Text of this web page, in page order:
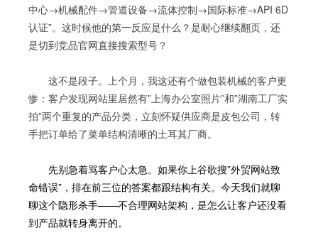
中心→机械配件→管道设备→流体控制→国际标准→API 6D
认证”。这时候他的第一反应是什么？是耐心继续翻页，还
是切到竞品官网直接搜索型号？
这不是段子。上个月，我这还有个做包装机械的客户更
惨：客户发现网站里居然有”上海办公室照片”和”湖南工厂实
拍”两个重复的产品分类，立刻怀疑供应商是皮包公司，转
手把订单给了菜单结构清晰的土耳其厂商。
先别急着骂客户心太急。如果你上谷歌搜”外贸网站致
命错误”，排在前三位的答案都跟结构有关。今天我们就聊
聊这个隐形杀手——不合理网站架构，是怎么让客户还没看
到产品就转身离开的。